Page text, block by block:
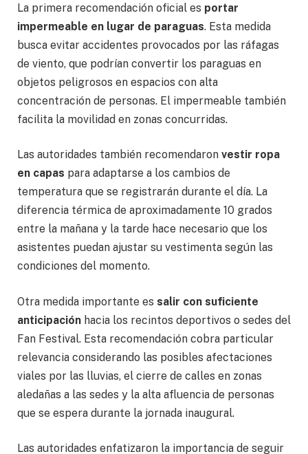
La primera recomendación oficial es portar
impermeable en lugar de paraguas. Esta medida
busca evitar accidentes provocados por las ráfagas
de viento, que podrían convertir los paraguas en
objetos peligrosos en espacios con alta
concentración de personas. El impermeable también
facilita la movilidad en zonas concurridas.
Las autoridades también recomendaron vestir ropa
en capas para adaptarse a los cambios de
temperatura que se registrarán durante el día. La
diferencia térmica de aproximadamente 10 grados
entre la mañana y la tarde hace necesario que los
asistentes puedan ajustar su vestimenta según las
condiciones del momento.
Otra medida importante es salir con suficiente
anticipación hacia los recintos deportivos o sedes del
Fan Festival. Esta recomendación cobra particular
relevancia considerando las posibles afectaciones
viales por las lluvias, el cierre de calles en zonas
aledañas a las sedes y la alta afluencia de personas
que se espera durante la jornada inaugural.
Las autoridades enfatizaron la importancia de seguir